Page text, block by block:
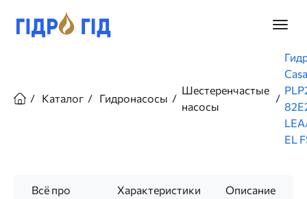
основному
Главное
Каталог
Гидронасосы
Шестеренчастые
насосы
EL
Всё про
Характеристики Описание